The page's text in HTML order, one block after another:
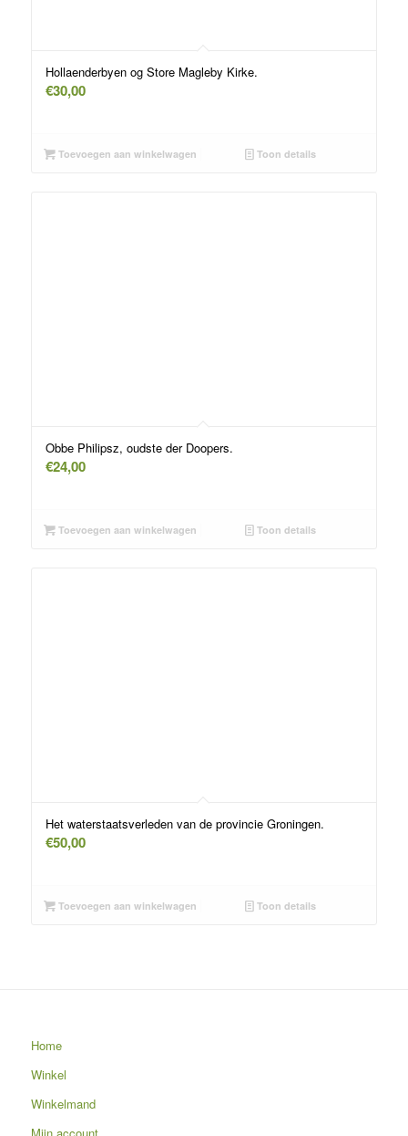
Hollaenderbyen og Store Magleby Kirke.
€30,00
Toevoegen aan winkelwagen Toon details
Obbe Philipsz, oudste der Doopers.
€24,00
Toevoegen aan winkelwagen Toon details
Het waterstaatsverleden van de provincie Groningen.
€50,00
Toevoegen aan winkelwagen Toon details
Home
Winkel
Winkelmand